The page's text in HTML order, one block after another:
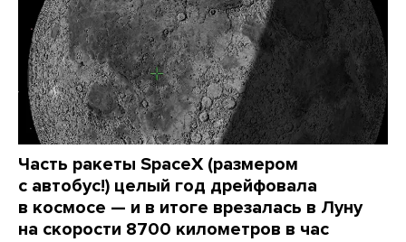
Часть ракеты SpaceX (размером
с автобус!) целый год дрейфовала
в космосе — и в итоге врезалась в Луну
на скорости 8700 километров в час